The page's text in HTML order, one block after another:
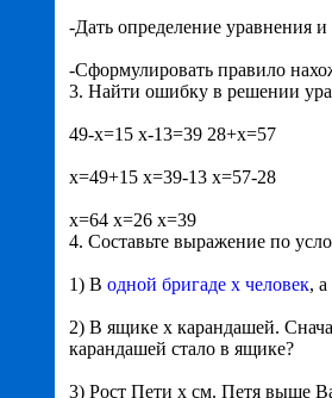
-Дать определение уравнения и
-Сформулировать правило
3. Найти ошибку в решении
49-х=15 х-13=39 28+х=57
х=49+15 х=39-13 х=57-28
х=64 х=26 х=39
4. Составьте выражение по
1) В одной бригаде х человек,
2) В ящике х карандашей.
карандашей стало в ящике?
3) Рост Пети х см. Петя выше